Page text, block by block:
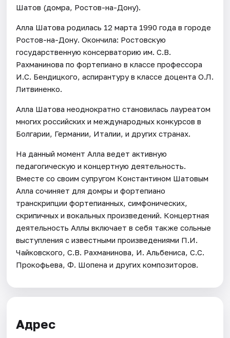
Шатов (домра, Ростов-на-Дону).
Алла Шатова родилась 12 марта 1990 года в городе
Ростов-на-Дону. Окончила: Ростовскую
государственную консерваторию им. С.В.
Рахманинова по фортепиано в классе профессора
И.С. Бендицкого, аспирантуру в классе доцента О.Л.
Литвиненко.
Алла Шатова неоднократно становилась лауреатом
многих российских и международных конкурсов в
Болгарии, Германии, Италии, и других странах.
На данный момент Алла ведет активную
педагогическую и концертную деятельность.
Вместе со своим супругом Константином Шатовым
Алла сочиняет для домры и фортепиано
транскрипции фортепианных, симфонических,
скрипичных и вокальных произведений. Концертная
деятельность Аллы включает в себя также сольные
выступления с известными произведениями П.И.
Чайковского, С.В. Рахманинова, И. Альбениса, С.С.
Прокофьева, Ф. Шопена и других композиторов.
Адрес